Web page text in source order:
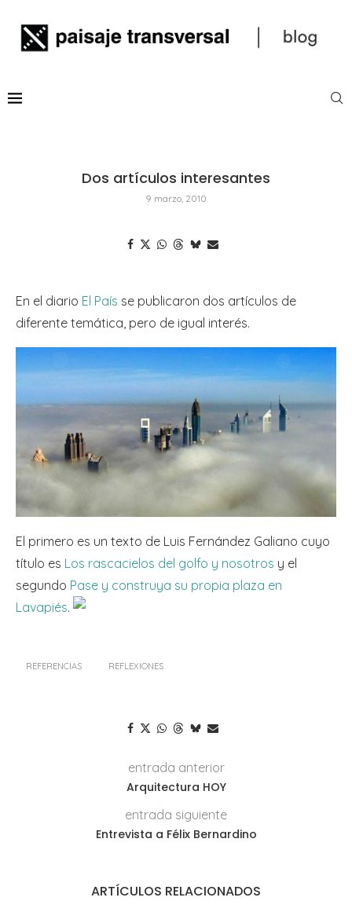
Dos artículos interesantes
9 marzo, 2010
En el diario El País se publicaron dos artículos de
diferente temática, pero de igual interés.
El primero es un texto de Luis Fernández Galiano cuyo
título es Los rascacielos del golfo y nosotros y el
segundo Pase y construya su propia plaza en
Lavapiés.
REFERENCIAS REFLEXIONES
entrada anterior
Arquitectura HOY
entrada siguiente
Entrevista a Félix Bernardino
ARTÍCULOS RELACIONADOS